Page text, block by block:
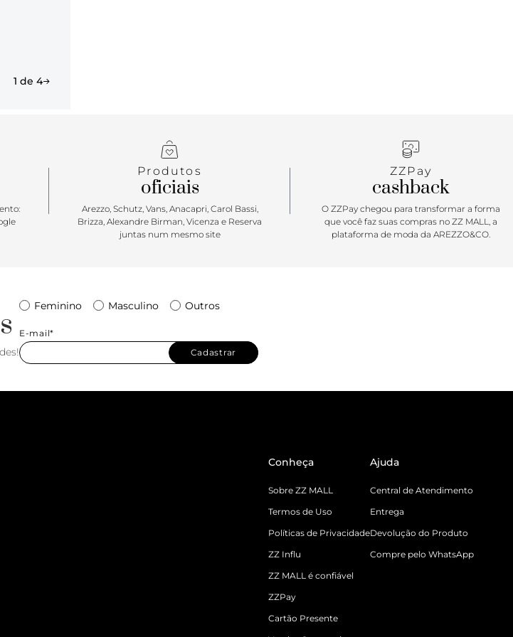
1 de 4
Produtos
oficiais
Arezzo, Schutz, Vans, Anacapri, Carol Bassi,
Brizza, Alexandre Birman, Vicenza e Reserva
juntas num mesmo site
ZZPay
cashback
O ZZPay chegou para transformar a forma
que você faz suas compras no ZZ MALL, a
plataforma de moda da AREZZO&CO.
Feminino Masculino Outros
E-mail*
Cadastrar
Conheça
Sobre ZZ MALL
Termos de Uso
Políticas de Privacidade
ZZ Influ
ZZ MALL é confiável
ZZPay
Cartão Presente
Ajuda
Central de Atendimento
Entrega
Devolução do Produto
Compre pelo WhatsApp